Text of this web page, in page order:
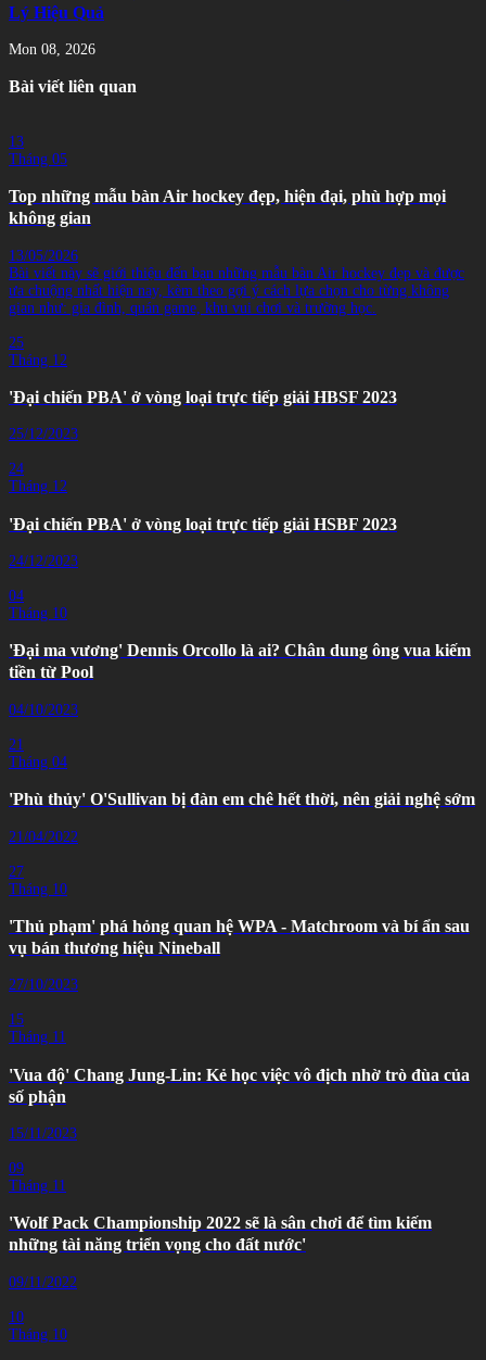
Lý Hiệu Quả
Mon 08, 2026
Bài viết liên quan
13
Tháng 05
Top những mẫu bàn Air hockey đẹp, hiện đại, phù hợp mọi
không gian
13/05/2026
Bài viết này sẽ giới thiệu đến bạn những mẫu bàn Air hockey đẹp và được
ưa chuộng nhất hiện nay, kèm theo gợi ý cách lựa chọn cho từng không
gian như: gia đình, quán game, khu vui chơi và trường học.
25
Tháng 12
'Đại chiến PBA' ở vòng loại trực tiếp giải HBSF 2023
25/12/2023
24
Tháng 12
'Đại chiến PBA' ở vòng loại trực tiếp giải HSBF 2023
24/12/2023
04
Tháng 10
'Đại ma vương' Dennis Orcollo là ai? Chân dung ông vua kiếm
tiền từ Pool
04/10/2023
21
Tháng 04
'Phù thủy' O'Sullivan bị đàn em chê hết thời, nên giải nghệ sớm
21/04/2022
27
Tháng 10
'Thủ phạm' phá hỏng quan hệ WPA - Matchroom và bí ẩn sau
vụ bán thương hiệu Nineball
27/10/2023
15
Tháng 11
'Vua độ' Chang Jung-Lin: Kẻ học việc vô địch nhờ trò đùa của
số phận
15/11/2023
09
Tháng 11
'Wolf Pack Championship 2022 sẽ là sân chơi để tìm kiếm
những tài năng triển vọng cho đất nước'
09/11/2022
10
Tháng 10